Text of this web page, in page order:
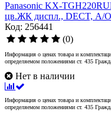
Panasonic KX-
цв.ЖК диспл., DECT, А/
Код: 256441
(0)
Информация о ценах товара и
определяемом положениями ст. 435
Нет в наличии
Информация о ценах товара и
определяемом положениями ст. 435